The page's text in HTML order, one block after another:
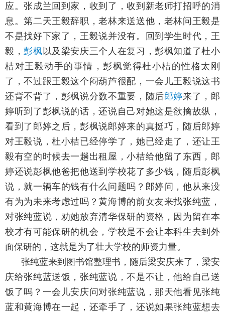
应。张成兰回到家，收到了，收到新老师打招呼的消
息。第二天王毅辞职，老林来送送他，老林问王毅是
不是找好下家了，王毅说并没有。回到学生时代，王
毅，彭枫 以及梁安庆三个人在复习，彭枫知道了杜小
桔对王毅动手的事情，彭枫觉得杜小桔的性格太刚
了，不过跟王毅这个闷葫芦很配，一会儿王毅说这书
还背不背了，彭枫说分数不重要，随后郎婷来了，郎
婷听到了彭枫说的话，还说自己对她这是欲擒故纵，
看到了郎婷之后，彭枫说郎婷来的真挺巧，随后郎婷
对王毅说，杜小桔已经停学了，她已经走了，还让王
毅有空的时候去一趟出租屋，小桔给他留了东西，郎
婷还说彭枫他爸把他送到学校花了多少钱，随后彭枫
说，就一辆车的钱有什么问题吗？郎婷问，他从来没
有为为未来考虑过吗？黄海博的前女友来找张纯蓝，
对张纯蓝说，劝她放弃清华保研的资格，因为留在本
校才有可能保研的机会，学校是不会让本科生去到外
面保研的，这就是为了壮大学校的师资力量。
张纯蓝来到图书馆整理书，随后梁安庆来了，梁安
庆给张纯蓝送饭，张纯蓝说，不是不让，他给自己送
饭了吗？一会儿安庆问对张纯蓝说，那天他看见张纯
蓝和黄海博在一起，还牵手了，还说如果张纯蓝想去